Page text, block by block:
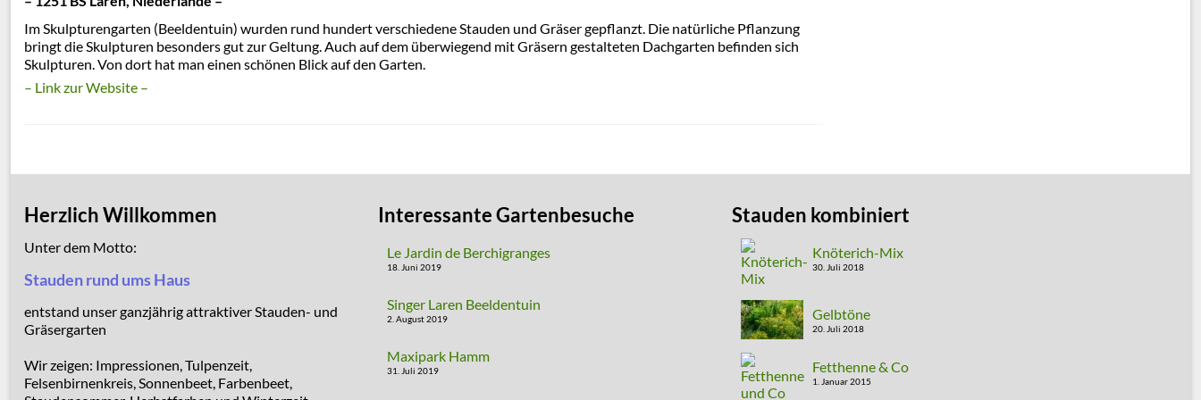
Im Skulpturengarten (Beeldentuin) wurden rund hundert verschiedene Stauden und Gräser gepflanzt. Die natürliche Pflanzung
bringt die Skulpturen besonders gut zur Geltung. Auch auf dem überwiegend mit Gräsern gestalteten Dachgarten befinden sich
Skulpturen. Von dort hat man einen schönen Blick auf den Garten.
– Link zur Website –
Herzlich Willkommen
Unter dem Motto:
Stauden rund ums Haus
entstand unser ganzjährig attraktiver Stauden- und
Gräsergarten
Wir zeigen: Impressionen, Tulpenzeit,
Felsenbirnenkreis, Sonnenbeet, Farbenbeet,
Interessante Gartenbesuche
Le Jardin de Berchigranges
18. Juni 2019
Singer Laren Beeldentuin
2. August 2019
Maxipark Hamm
31. Juli 2019
Stauden kombiniert
Knöterich-Mix
30. Juli 2018
Gelbtöne
20. Juli 2018
Fetthenne & Co
1. Januar 2015